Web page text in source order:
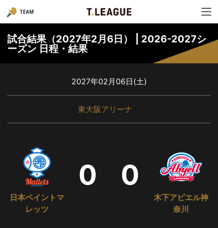
TEAM
試合結果（2027年2月6日） | 2026-2027シ
ーズン 日程・結果
2027年02月06日(土)
東大阪アリーナ
日本ペイントマ
レッツ
0
木下アビエル神
奈川
0